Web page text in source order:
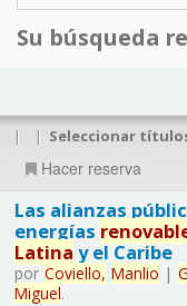
Su búsqueda
| | Seleccionar
Hacer reserva
Las alianzas
energías
Latina y el Caribe
por Coviello, Manlio |
Miguel.